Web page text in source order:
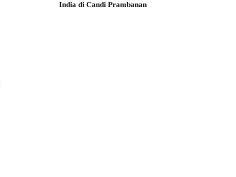
India di Candi Prambanan